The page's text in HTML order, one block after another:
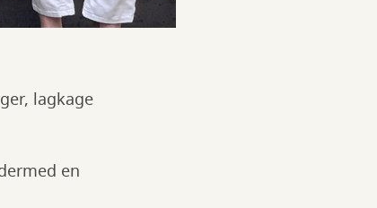
lagkage
en